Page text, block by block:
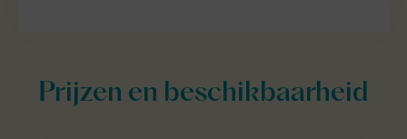
Prijzen en beschikbaarheid